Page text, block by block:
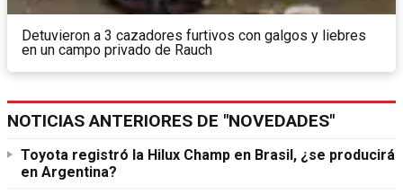
Detuvieron a 3 cazadores furtivos con galgos y liebres
en un campo privado de Rauch
NOTICIAS ANTERIORES DE "NOVEDADES"
Toyota registró la Hilux Champ en Brasil, ¿se producirá
en Argentina?